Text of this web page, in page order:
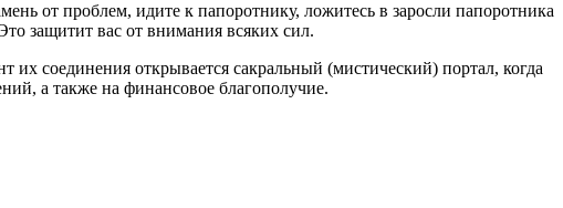
от проблем, идите к папоротнику, ложитесь в заросли папоротника
защитит вас от внимания всяких сил.
соединения открывается сакральный (мистический) портал, когда
а также на финансовое благополучие.